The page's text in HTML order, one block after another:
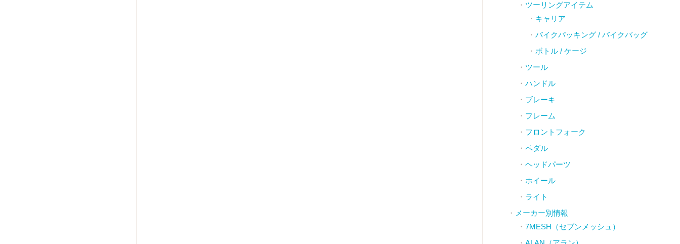
ツーリングアイテム
キャリア
バイクパッキング / バイクバッグ
ボトル / ケージ
ツール
ハンドル
ブレーキ
フレーム
フロントフォーク
ペダル
ヘッドパーツ
ホイール
ライト
メーカー別情報
7MESH（セブンメッシュ）